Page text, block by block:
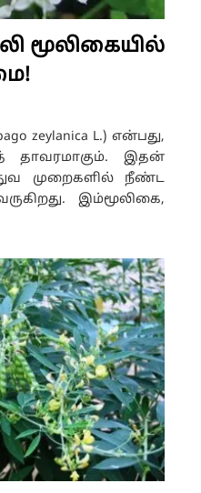
மூலிகையில்
zeylanica L.) என்பது,
தாவரமாகும். இதன்
முறைகளில் நீண்ட
இம்மூலிகை,